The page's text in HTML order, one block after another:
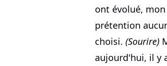
ont évolué,
prétention
choisi. (Sourire)
aujourd'hui, il y